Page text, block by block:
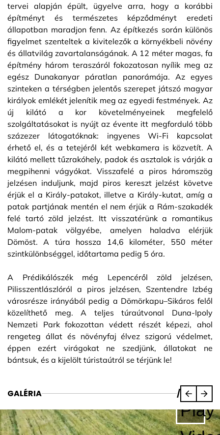
tervei alapján épült, ügyelve arra, hogy a korábbi
építményt és természetes képződményt eredeti
állapotban maradjon fenn. Az építkezés során különös
figyelmet szenteltek a kivitelezők a környékbeli növény
és állatvilág zavartalanságának. A 12 méter magas, fa
építmény három teraszáról fokozatosan nyílik meg az
egész Dunakanyar páratlan panorámája. Az egyes
szinteken a térségben jelentős szerepet játszó magyar
királyok emlékét jelenítik meg az egyedi festmények. Az
új kilátó a kor követelményeinek megfelelő
szolgáltatásokat is nyújt az évente itt megforduló több
százezer látogatóknak: ingyenes Wi-Fi kapcsolat
érhető el, és a tetejéről két webkamera is közvetít. A
kilátó mellett tűzrakóhely, padok és asztalok is várják a
megpihenni vágyókat. Visszafelé a piros háromszög
jelzésen induljunk, majd piros kereszt jelzést követve
érjük el a Király-patakot, illetve a Király-kutat, amíg a
patak partjának mentén el nem érjük a Rám-szakadék
felé tartó zöld jelzést. Itt visszatérünk a romantikus
Malom-patak völgyébe, amelyen haladva elérjük
Dömöst. A túra hossza 14,6 kilométer, 550 méter
szintkülönbséggel, időtartama pedig 5 óra.
A Prédikálószék még Lepencéről zöld jelzésen,
Pilisszentlászlóról a piros jelzésen, Szentendre Izbég
városrésze irányából pedig a Dömörkapu–Sikáros felől
közelíthető meg. A teljes túraútvonal Duna-Ipoly
Nemzeti Park fokozottan védett részét képezi, ahol
rengeteg állat és növényfaj élvez szigorú védelmet,
éppen ezért virágokat ne szedjünk, állatokat ne
bántsuk, és a kijelölt túristaútról se térjünk le!
GALÉRIA /
Play